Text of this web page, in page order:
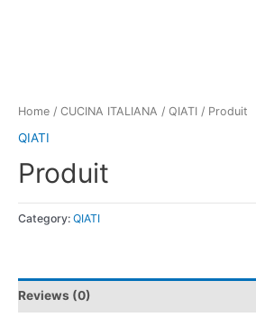
Home / CUCINA ITALIANA / QIATI / Produit
QIATI
Produit
Category: QIATI
Reviews (0)